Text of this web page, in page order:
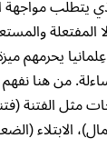
يتطلب
المفتعلة
يحرمهم
من هنا
مثل الفتنة
الابتلاء